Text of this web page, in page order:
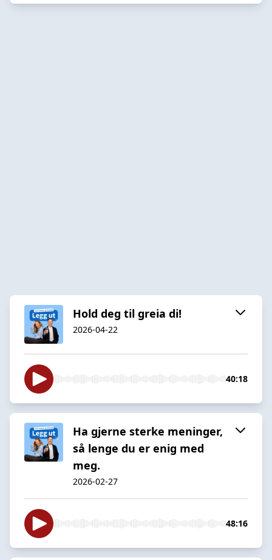
Hold deg til greia di!
2026-04-22
40:18
Ha gjerne sterke meninger,
så lenge du er enig med
meg.
2026-02-27
48:16